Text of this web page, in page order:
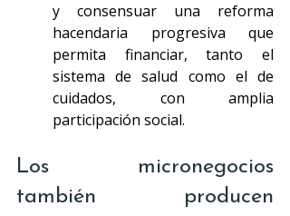
y consensuar una reforma
hacendaria progresiva que
permita financiar, tanto el
sistema de salud como el de
cuidados, con amplia
participación social.
Los micronegocios
también producen